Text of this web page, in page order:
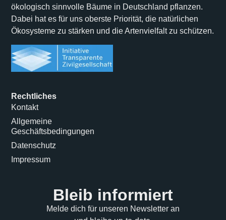
ökologisch sinnvolle Bäume in Deutschland pflanzen.
Dabei hat es für uns oberste Priorität, die natürlichen
Ökosysteme zu stärken und die Artenvielfalt zu schützen.
Rechtliches
Kontakt
Allgemeine
Geschäftsbedingungen
Datenschutz
Impressum
Bleib informiert
Melde dich für unseren Newsletter an